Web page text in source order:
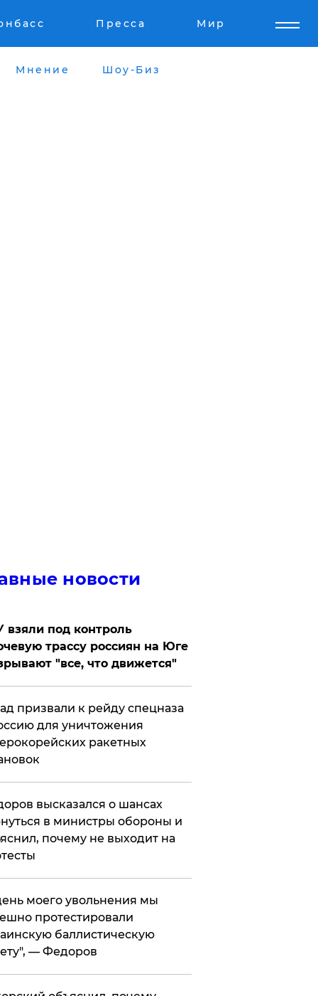
Пресса Мир
Мнение Шоу-Биз
новости
взяли под контроль
трассу россиян на Юге
"все, что движется"
призвали к рейду спецназа
для уничтожения
ракетных
высказался о шансах
в министры обороны и
почему не выходит на
моего увольнения мы
протестировали
баллистическую
— Федоров